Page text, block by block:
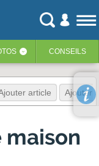
‹ CONSEILS
article Ajouter